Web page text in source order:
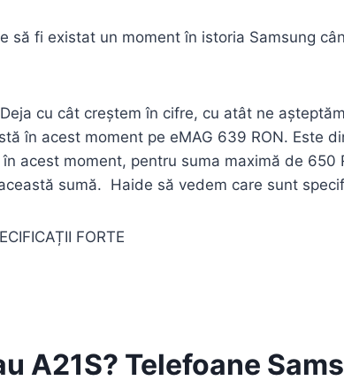
să fi existat un moment în istoria Samsung
cu cât creștem în cifre, cu atât ne
în acest moment pe eMAG 639 RON.
acest moment, pentru suma maximă de
sumă. Haide să vedem care sunt
FORTE
A21S? Telefoane